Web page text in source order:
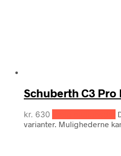
Schuberth C3
kr. 630
varianter. Mulighederne